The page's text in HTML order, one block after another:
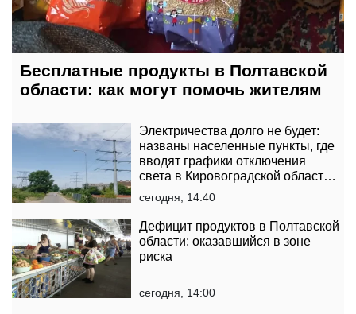
Бесплатные продукты в Полтавской
области: как могут помочь жителям
Электричества долго не будет:
названы населенные пункты, где
вводят графики отключения
света в Кировоградской области
на 7 августа
сегодня, 14:40
Дефицит продуктов в Полтавской
области: оказавшийся в зоне
риска
сегодня, 14:00